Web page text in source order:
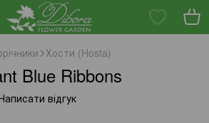
Хости (Hosta)
Blue Ribbons
відгук